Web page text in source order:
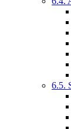
6.5.